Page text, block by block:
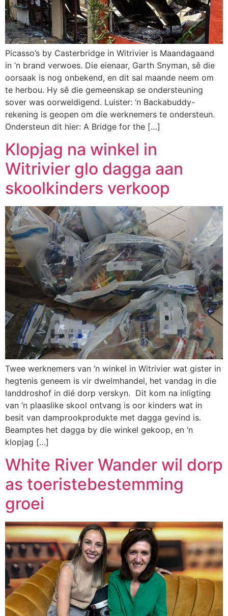
Picasso’s by Casterbridge in Witrivier is Maandagaand
in ‘n brand verwoes. Die eienaar, Garth Snyman, sê die
oorsaak is nog onbekend, en dit sal maande neem om
te herbou. Hy sê die gemeenskap se ondersteuning
sover was oorweldigend. Luister: ‘n Backabuddy-
rekening is geopen om die werknemers te ondersteun.
Ondersteun dit hier: A Bridge for the […]
Klopjag na winkel in
Witrivier glo dagga aan
skoolkinders verkoop
Twee werknemers van ‘n winkel in Witrivier wat gister in
hegtenis geneem is vir dwelmhandel, het vandag in die
landdroshof in dié dorp verskyn. Dit kom na inligting
van ‘n plaaslike skool ontvang is oor kinders wat in
besit van damprookprodukte met dagga gevind is.
Beamptes het dagga by die winkel gekoop, en ‘n
klopjag […]
White River Wander wil dorp
as toeristebestemming
groei